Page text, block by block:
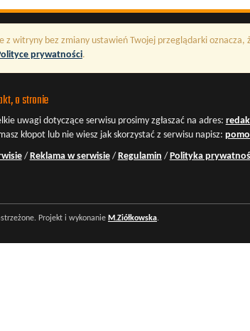
witryny bez zmiany ustawień Twojej przeglądarki oznacza,
prywatności.
o stronie
uwagi dotyczące serwisu prosimy zgłaszać na adres:
kłopot lub nie wiesz jak skorzystać z serwisu napisz:
/ Reklama w serwisie/ Regulamin / Polityka
Projekt i wykonanie M.Ziółkowska.